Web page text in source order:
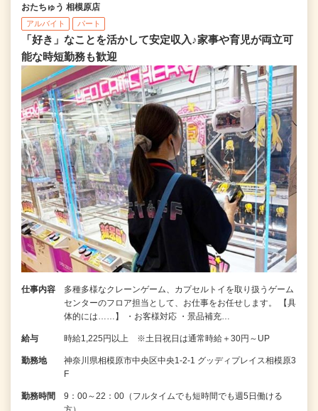
おたちゅう 相模原店
アルバイト パート
「好き」なことを活かして安定収入♪家事や育児が両立可
能な時短勤務も歓迎
仕事内容
多種多様なクレーンゲーム、カプセルトイを取り扱うゲーム
センターのフロア担当として、お仕事をお任せします。 【具
体的には……】 ・お客様対応 ・景品補充…
給与 時給1,225円以上 ※土日祝日は通常時給＋30円～UP
勤務地
神奈川県相模原市中央区中央1-2-1 グッディプレイス相模原3
F
勤務時間
9：00～22：00（フルタイムでも短時間でも週5日働ける